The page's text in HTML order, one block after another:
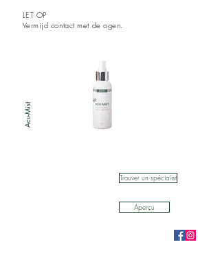
LET OP
Vermijd contact met de ogen.
Acu-Mist
Trouver un spécialist
Aperçu